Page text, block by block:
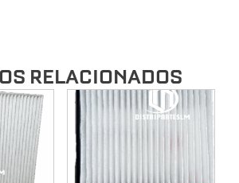
RELACIONADOS